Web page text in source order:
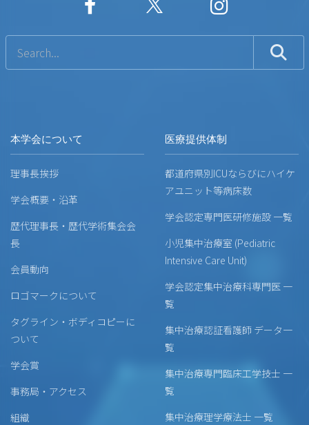
本学会について
理事長挨拶
学会概要・沿革
歴代理事長・歴代学術集会会
長
会員動向
ロゴマークについて
タグライン・ボディコピーに
ついて
学会賞
事務局・アクセス
組織
医療提供体制
都道府県別ICUならびにハイケ
アユニット等病床数
学会認定専門医研修施設 一覧
小児集中治療室 (Pediatric
Intensive Care Unit)
学会認定集中治療科専門医 一
覧
集中治療認証看護師 データ一
覧
集中治療専門臨床工学技士 一
覧
集中治療理学療法士 一覧